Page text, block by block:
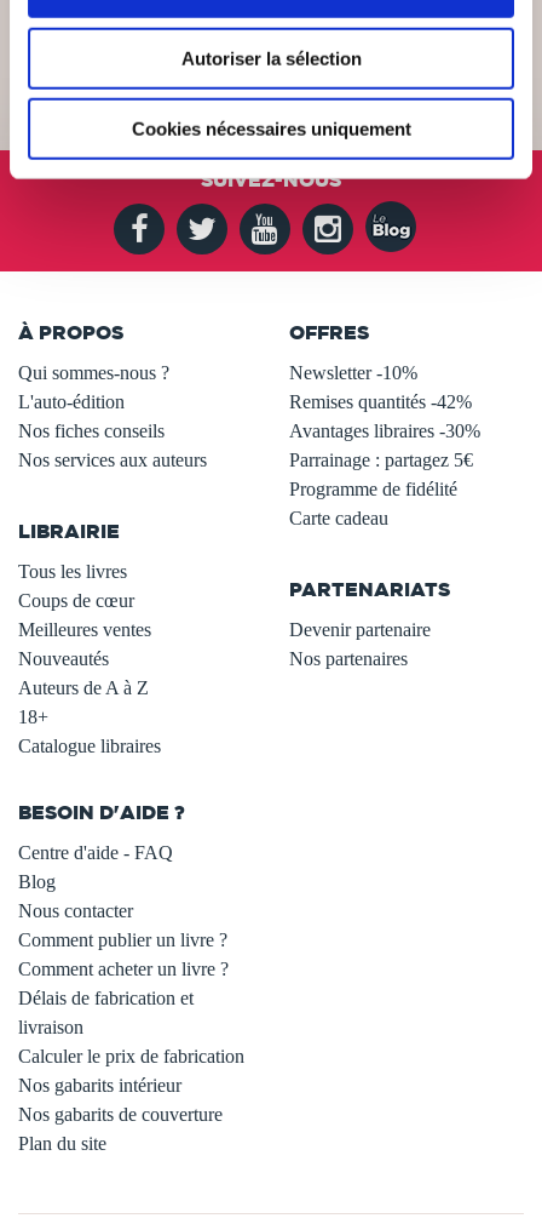
Autoriser la sélection
Cookies nécessaires uniquement
Lundi au vendredi, 10-12h / 14-16h
SUIVEZ-NOUS
À PROPOS
Qui sommes-nous ?
L'auto-édition
Nos fiches conseils
Nos services aux auteurs
LIBRAIRIE
Tous les livres
Coups de cœur
Meilleures ventes
Nouveautés
Auteurs de A à Z
18+
Catalogue libraires
OFFRES
Newsletter -10%
Remises quantités -42%
Avantages libraires -30%
Parrainage : partagez 5€
Programme de fidélité
Carte cadeau
PARTENARIATS
Devenir partenaire
Nos partenaires
BESOIN D'AIDE ?
Centre d'aide - FAQ
Blog
Nous contacter
Comment publier un livre ?
Comment acheter un livre ?
Délais de fabrication et
livraison
Calculer le prix de fabrication
Nos gabarits intérieur
Nos gabarits de couverture
Plan du site